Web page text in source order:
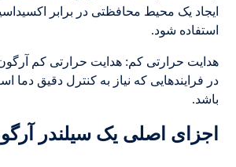
ایجاد یک محیط محافظتی در برابر
استفاده شود.
هدایت حرارتی کم: هدایت حرارتی کم
در فرایندهایی که نیاز به کنترل دقیق دما
باشد.
اجزای اصلی یک سیلندر